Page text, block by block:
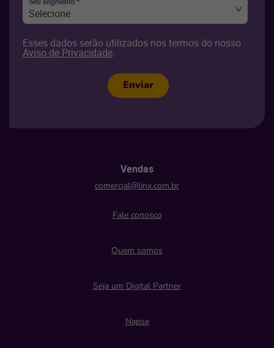
Selecione
Esses dados serão utilizados nos termos do nosso
Aviso de Privacidade.
Enviar
Vendas
comercial@linx.com.br
Fale conosco
Quem somos
Seja um Digital Partner
Napse